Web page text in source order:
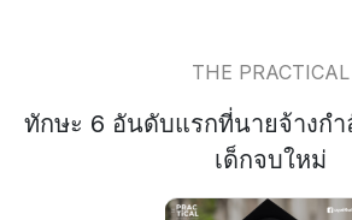
THE PRACTICAL
ทักษะ 6 อันดับแรกที่นายจ้างกำ
เด็กจบใหม่